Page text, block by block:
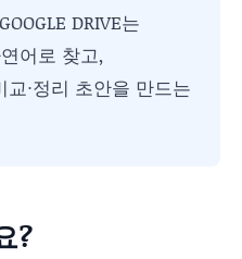
DRIVE는
어로 찾고,
교·정리 초안을 만드는
?